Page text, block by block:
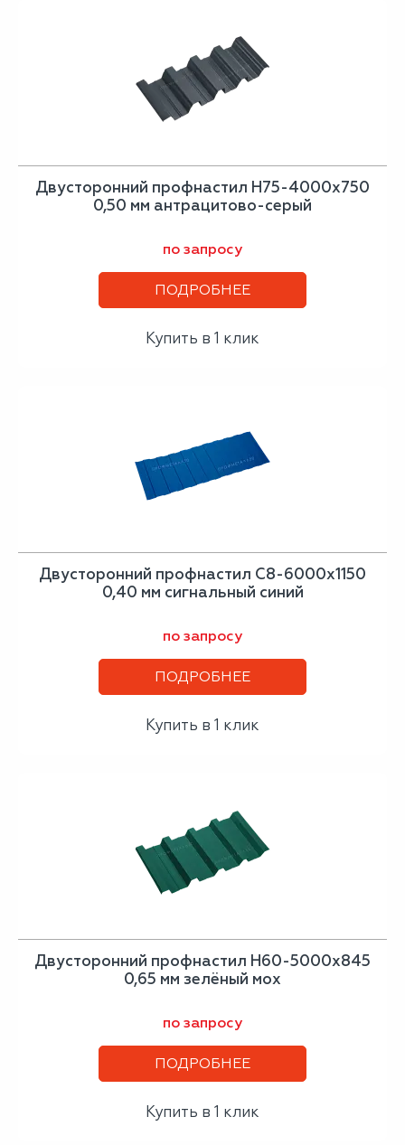
Двусторонний профнастил Н75-4000х750
0,50 мм антрацитово-серый
по запросу
ПОДРОБНЕЕ
Купить в 1 клик
Двусторонний профнастил С8-6000х1150
0,40 мм сигнальный синий
по запросу
ПОДРОБНЕЕ
Купить в 1 клик
Двусторонний профнастил Н60-5000х845
0,65 мм зелёный мох
по запросу
ПОДРОБНЕЕ
Купить в 1 клик